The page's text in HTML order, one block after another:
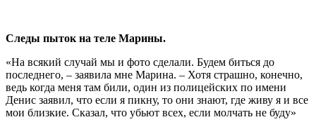
Следы пыток на теле Марины.
«На всякий случай мы и фото сделали. Будем биться до
последнего, – заявила мне Марина. – Хотя страшно, конечно,
ведь когда меня там били, один из полицейских по имени
Денис заявил, что если я пикну, то они знают, где живу я и все
мои близкие. Сказал, что убьют всех, если молчать не буду»